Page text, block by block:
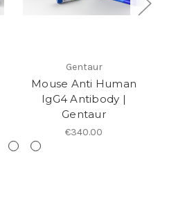
Gentaur
Mouse Anti Human
IgG4 Antibody |
Gentaur
€340.00